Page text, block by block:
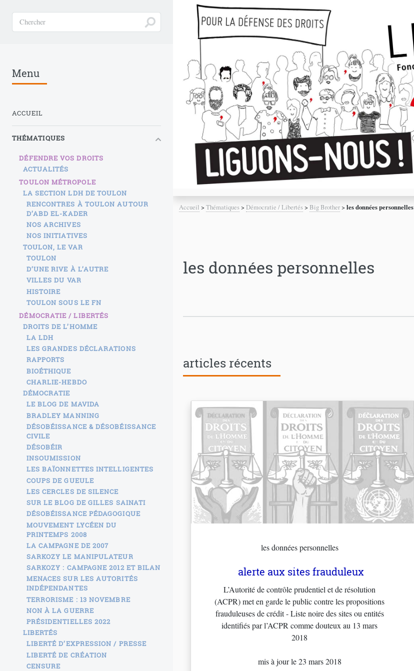
Accueil >Thématiques>Démocratie / Libertés>Big Brother>les données personnelles
les données personnelles
articles récents
les données personnelles
alerte aux sites frauduleux
L’Autorité de contrôle prudentiel et de résolution
(ACPR) met en garde le public contre les propositions
frauduleuses de crédit - Liste noire des sites ou entités
identifiés par l’ACPR comme douteux au 13 mars
2018
mis à jour le 23 mars 2018
Menu
ACCUEIL
THÉMATIQUES
DÉFENDRE VOS DROITS
ACTUALITÉS
TOULON MÉTROPOLE
LA SECTION LDH DE TOULON
RENCONTRES À TOULON AUTOUR
D’ABD EL-KADER
NOS ARCHIVES
NOS INITIATIVES
TOULON, LE VAR
TOULON
D’UNE RIVE À L’AUTRE
VILLES DU VAR
HISTOIRE
TOULON SOUS LE FN
DÉMOCRATIE / LIBERTÉS
DROITS DE L’HOMME
LA LDH
LES GRANDES DÉCLARATIONS
RAPPORTS
BIOÉTHIQUE
CHARLIE-HEBDO
DÉMOCRATIE
LE BLOG DE MAVIDA
BRADLEY MANNING
DÉSOBÉISSANCE & DÉSOBÉISSANCE
CIVILE
DÉSOBÉIR
INSOUMISSION
LES BAÏONNETTES INTELLIGENTES
COUPS DE GUEULE
LES CERCLES DE SILENCE
SUR LE BLOG DE GILLES SAINATI
DÉSOBÉISSANCE PÉDAGOGIQUE
MOUVEMENT LYCÉEN DU
PRINTEMPS 2008
LA CAMPAGNE DE 2007
SARKOZY LE MANIPULATEUR
SARKOZY : CAMPAGNE 2012 ET BILAN
MENACES SUR LES AUTORITÉS
INDÉPENDANTES
TERRORISME : 13 NOVEMBRE
NON À LA GUERRE
PRÉSIDENTIELLES 2022
LIBERTÉS
LIBERTÉ D’EXPRESSION / PRESSE
LIBERTÉ DE CRÉATION
CENSURE